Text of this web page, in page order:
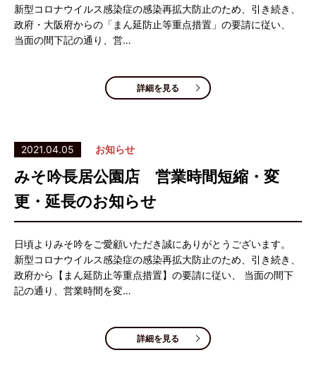
新型コロナウイルス感染症の感染再拡大防止のため、引き続き、
政府・大阪府からの「まん延防止等重点措置」の要請に従い、
当面の間下記の通り、営…
詳細を見る
2021.04.05 お知らせ
みそ吟長居公園店 営業時間短縮・変
更・延長のお知らせ
日頃よりみそ吟をご愛顧いただき誠にありがとうございます。
新型コロナウイルス感染症の感染再拡大防止のため、引き続き、
政府から【まん延防止等重点措置】の要請に従い、 当面の間下
記の通り、営業時間を変…
詳細を見る